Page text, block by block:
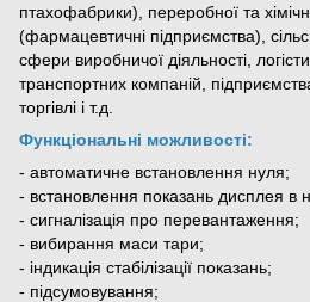
птахофабрики), переробної та
(фармацевтичні підприємства),
сфери виробничої діяльності,
транспортних компаній,
торгівлі і т.д.
Функціональні можливості:
- автоматичне встановлення нуля;
- встановлення показань дисплея в
- сигналізація про перевантаження;
- вибирання маси тари;
- індикація стабілізації показань;
- підсумовування;